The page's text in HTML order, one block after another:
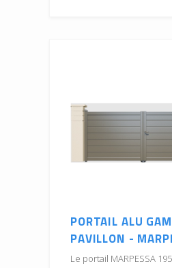
PORTAIL ALU
PAVILLON -
Le portail MARPESSA